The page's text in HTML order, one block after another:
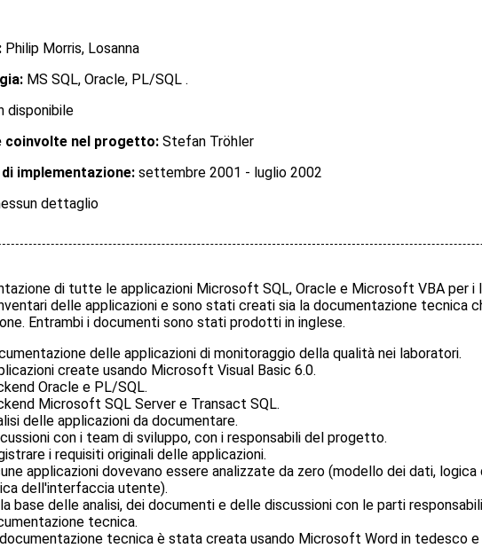
Philip Morris, Losanna
MS SQL, Oracle, PL/SQL .
disponibile
coinvolte nel progetto: Stefan Tröhler
implementazione: settembre 2001 - luglio 2002
dettaglio
di tutte le applicazioni Microsoft SQL, Oracle e Microsoft VBA per i
delle applicazioni e sono stati creati sia la documentazione tecnica
Entrambi i documenti sono stati prodotti in inglese.
delle applicazioni di monitoraggio della qualità nei laboratori.
create usando Microsoft Visual Basic 6.0.
Oracle e PL/SQL.
Microsoft SQL Server e Transact SQL.
delle applicazioni da documentare.
con i team di sviluppo, con i responsabili del progetto.
i requisiti originali delle applicazioni.
applicazioni dovevano essere analizzate da zero (modello dei dati,
dell'interfaccia utente).
base delle analisi, dei documenti e delle discussioni con le parti
tecnica.
tecnica è stata creata usando Microsoft Word in tedesco e